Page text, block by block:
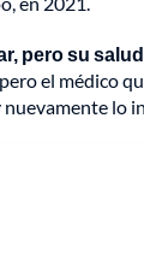
pero su
el médico
lo